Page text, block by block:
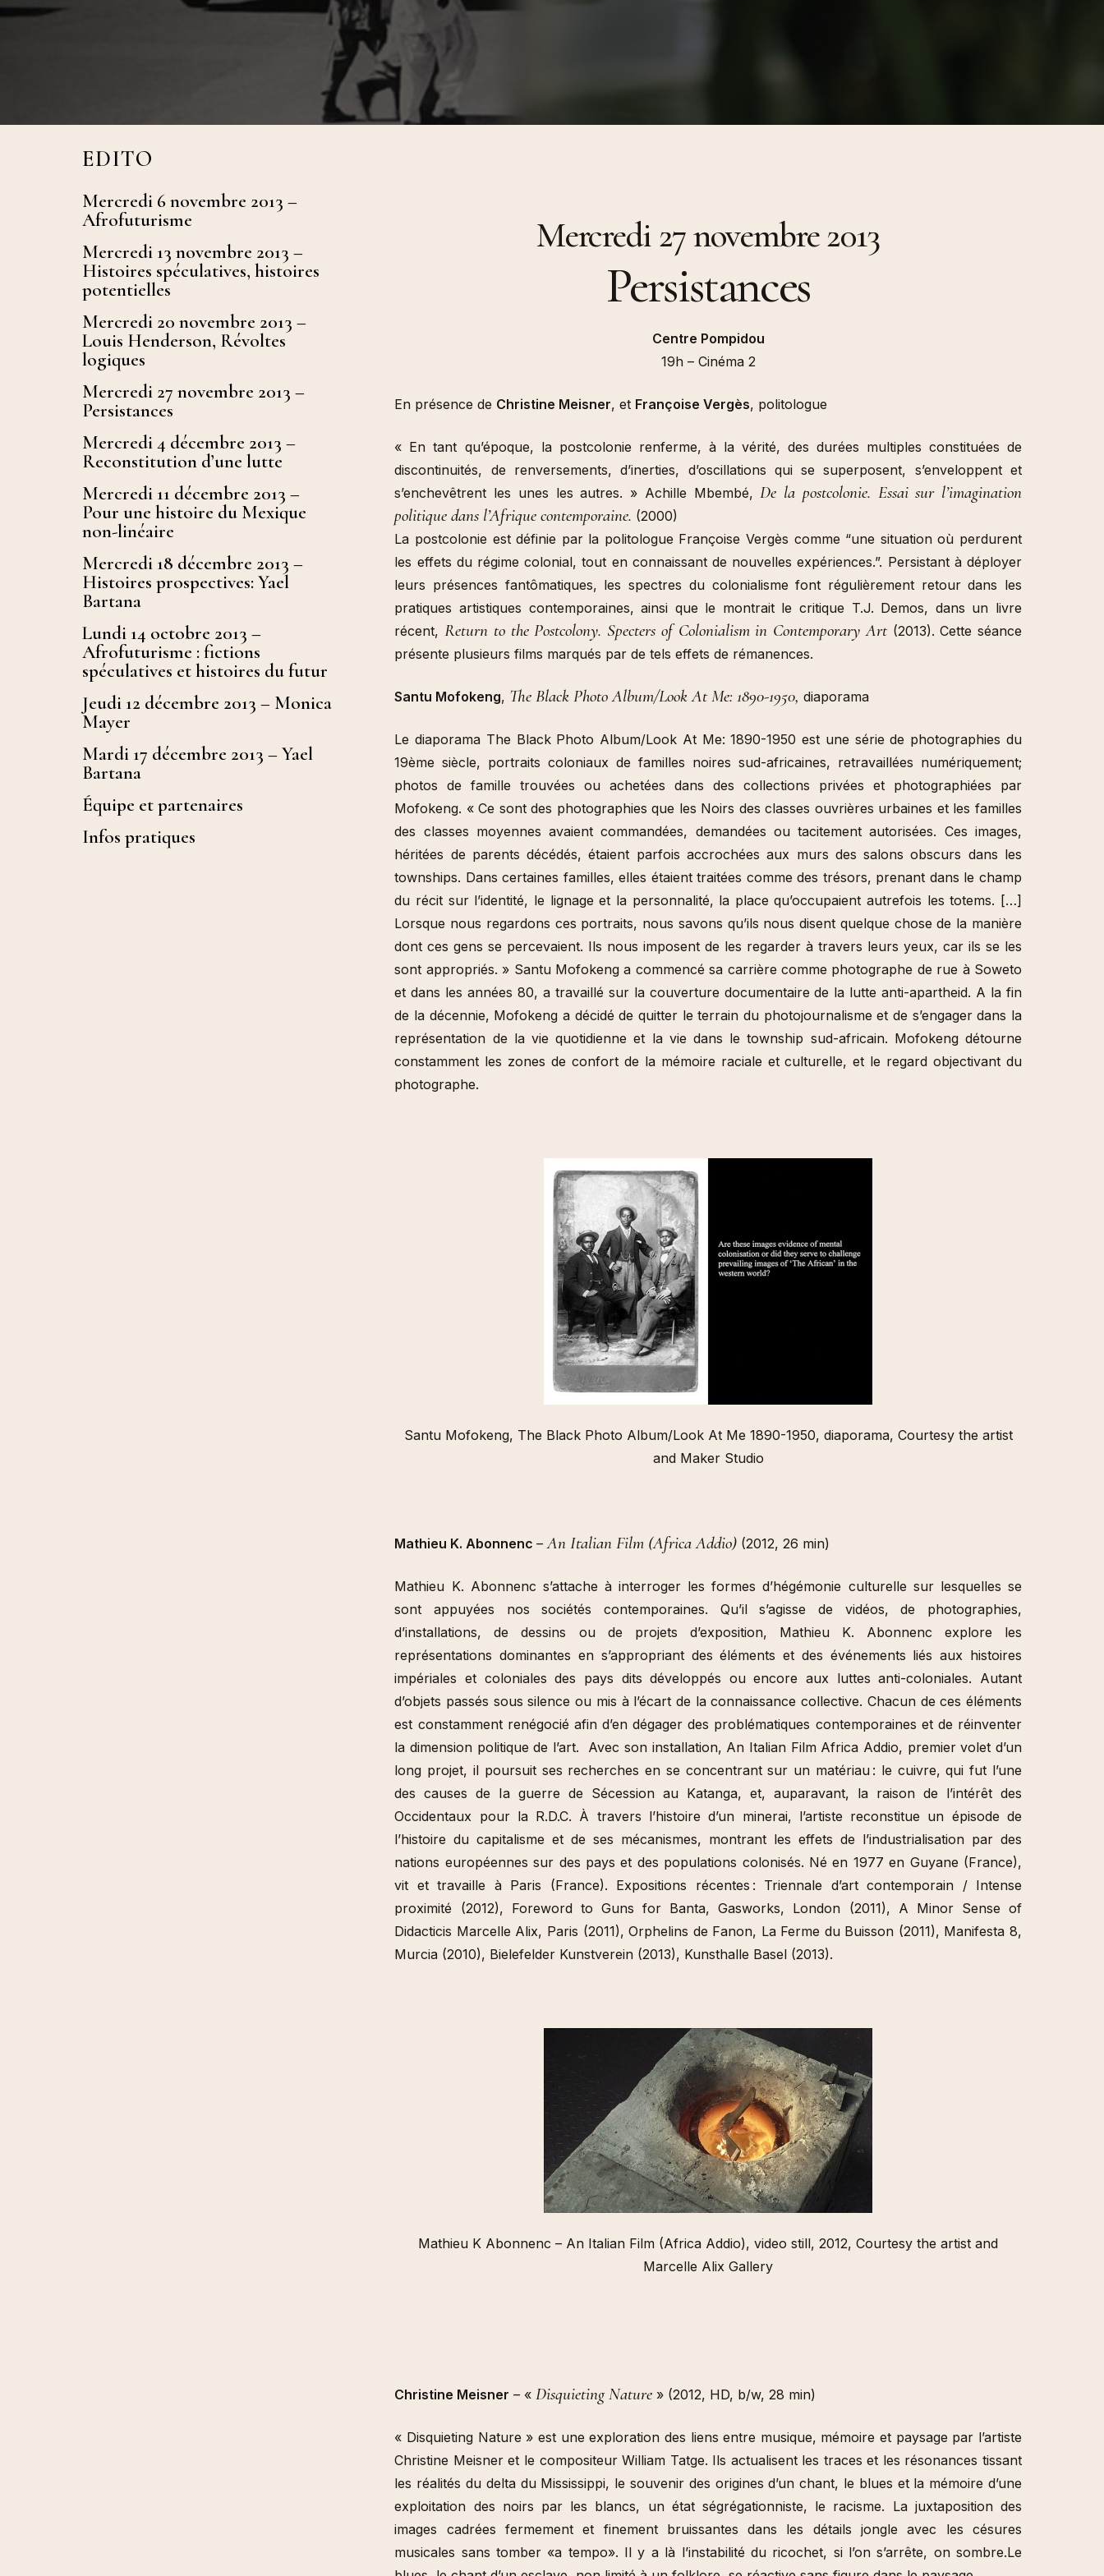
Gulbenkian & Les Laboratoires d’Aubervilliers
l’art (Multitudes, 2014)
Cinéma Queer (Revue
Multitudes n°35, 2008-2009)
Paris, éditions de La Martinière, 2024
Mercredi 27 novembre 2013
Persistances
Centre Pompidou
19h – Cinéma 2
En présence de Christine Meisner, et Françoise Vergès, politologue
« En tant qu’époque, la postcolonie renferme, à la vérité, des durées multiples constituées de
discontinuités, de renversements, d’inerties, d’oscillations qui se superposent, s’enveloppent et
s’enchevêtrent les unes les autres. » Achille Mbembé, De la postcolonie. Essai sur l’imagination
politique dans l’Afrique contemporaine. (2000)
La postcolonie est définie par la politologue Françoise Vergès comme “une situation où perdurent
les effets du régime colonial, tout en connaissant de nouvelles expériences.”. Persistant à déployer
leurs présences fantômatiques, les spectres du colonialisme font régulièrement retour dans les
pratiques artistiques contemporaines, ainsi que le montrait le critique T.J. Demos, dans un livre
récent, Return to the Postcolony. Specters of Colonialism in Contemporary Art (2013). Cette séance
présente plusieurs films marqués par de tels effets de rémanences.
Santu Mofokeng, The Black Photo Album/Look At Me: 1890-1950, diaporama
Le diaporama The Black Photo Album/Look At Me: 1890-1950 est une série de photographies du
19ème siècle, portraits coloniaux de familles noires sud-africaines, retravaillées numériquement;
photos de famille trouvées ou achetées dans des collections privées et photographiées par
Mofokeng. « Ce sont des photographies que les Noirs des classes ouvrières urbaines et les familles
des classes moyennes avaient commandées, demandées ou tacitement autorisées. Ces images,
héritées de parents décédés, étaient parfois accrochées aux murs des salons obscurs dans les
townships. Dans certaines familles, elles étaient traitées comme des trésors, prenant dans le champ
du récit sur l’identité, le lignage et la personnalité, la place qu’occupaient autrefois les totems. […]
Lorsque nous regardons ces portraits, nous savons qu’ils nous disent quelque chose de la manière
dont ces gens se percevaient. Ils nous imposent de les regarder à travers leurs yeux, car ils se les
sont appropriés. » Santu Mofokeng a commencé sa carrière comme photographe de rue à Soweto
et dans les années 80, a travaillé sur la couverture documentaire de la lutte anti-apartheid. A la fin
de la décennie, Mofokeng a décidé de quitter le terrain du photojournalisme et de s’engager dans la
représentation de la vie quotidienne et la vie dans le township sud-africain. Mofokeng détourne
constamment les zones de confort de la mémoire raciale et culturelle, et le regard objectivant du
photographe.
Santu Mofokeng, The Black Photo Album/Look At Me 1890-1950, diaporama, Courtesy the artist
and Maker Studio
Mathieu K. Abonnenc– An Italian Film (Africa Addio) (2012, 26 min)
Mathieu K. Abonnenc s’attache à interroger les formes d’hégémonie culturelle sur lesquelles se
sont appuyées nos sociétés contemporaines. Qu’il s’agisse de vidéos, de photographies,
d’installations, de dessins ou de projets d’exposition, Mathieu K. Abonnenc explore les
représentations dominantes en s’appropriant des éléments et des événements liés aux histoires
impériales et coloniales des pays dits développés ou encore aux luttes anti-coloniales. Autant
d’objets passés sous silence ou mis à l’écart de la connaissance collective. Chacun de ces éléments
est constamment renégocié afin d’en dégager des problématiques contemporaines et de réinventer
la dimension politique de l’art. Avec son installation, An Italian Film Africa Addio, premier volet d’un
long projet, il poursuit ses recherches en se concentrant sur un matériau : le cuivre, qui fut l’une
des causes de la guerre de Sécession au Katanga, et, auparavant, la raison de l’intérêt des
Occidentaux pour la R.D.C. À travers l’histoire d’un minerai, l’artiste reconstitue un épisode de
l’histoire du capitalisme et de ses mécanismes, montrant les effets de l’industrialisation par des
nations européennes sur des pays et des populations colonisés. Né en 1977 en Guyane (France),
vit et travaille à Paris (France). Expositions récentes : Triennale d’art contemporain / Intense
proximité (2012), Foreword to Guns for Banta, Gasworks, London (2011), A Minor Sense of
Didacticis Marcelle Alix, Paris (2011), Orphelins de Fanon, La Ferme du Buisson (2011), Manifesta 8,
Murcia (2010), Bielefelder Kunstverein (2013), Kunsthalle Basel (2013).
Mathieu K Abonnenc – An Italian Film (Africa Addio), video still, 2012, Courtesy the artist and
Marcelle Alix Gallery
Christine Meisner – « Disquieting Nature » (2012, HD, b/w, 28 min)
« Disquieting Nature » est une exploration des liens entre musique, mémoire et paysage par l’artiste
Christine Meisner et le compositeur William Tatge. Ils actualisent les traces et les résonances tissant
les réalités du delta du Mississippi, le souvenir des origines d’un chant, le blues et la mémoire d’une
exploitation des noirs par les blancs, un état ségrégationniste, le racisme. La juxtaposition des
images cadrées fermement et finement bruissantes dans les détails jongle avec les césures
musicales sans tomber «a tempo». Il y a là l’instabilité du ricochet, si l’on s’arrête, on sombre.Le
EDITO
Mercredi 6 novembre 2013 –
Afrofuturisme
Mercredi 13 novembre 2013 –
Histoires spéculatives, histoires
potentielles
Mercredi 20 novembre 2013 –
Louis Henderson, Révoltes
logiques
Mercredi 27 novembre 2013 –
Persistances
Mercredi 4 décembre 2013 –
Reconstitution d’une lutte
Mercredi 11 décembre 2013 –
Pour une histoire du Mexique
non-linéaire
Mercredi 18 décembre 2013 –
Histoires prospectives: Yael
Bartana
Lundi 14 octobre 2013 –
Afrofuturisme : fictions
spéculatives et histoires du futur
Jeudi 12 décembre 2013 – Monica
Mayer
Mardi 17 décembre 2013 – Yael
Bartana
Équipe et partenaires
Infos pratiques